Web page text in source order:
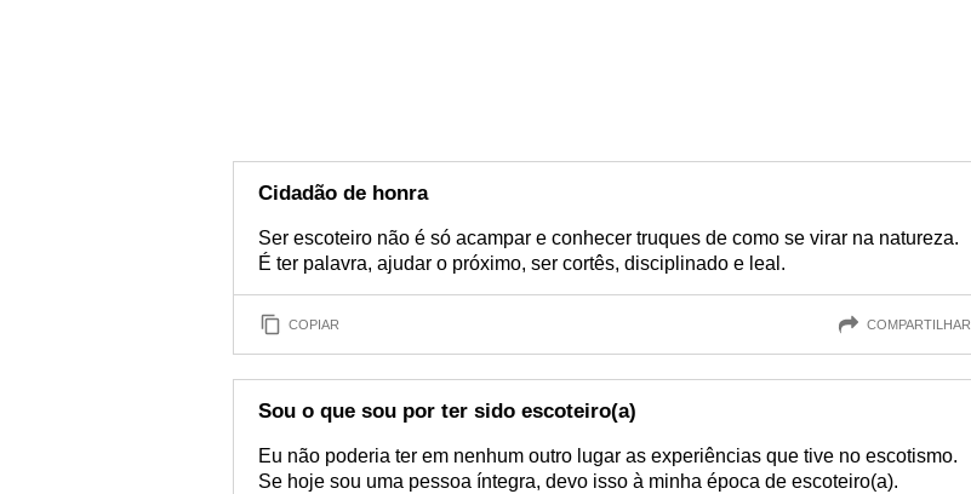
Cidadão de honra
Ser escoteiro não é só acampar e conhecer truques de como se virar na natureza.
É ter palavra, ajudar o próximo, ser cortês, disciplinado e leal.
COPIAR COMPARTILHAR
Sou o que sou por ter sido escoteiro(a)
Eu não poderia ter em nenhum outro lugar as experiências que tive no escotismo.
Se hoje sou uma pessoa íntegra, devo isso à minha época de escoteiro(a).